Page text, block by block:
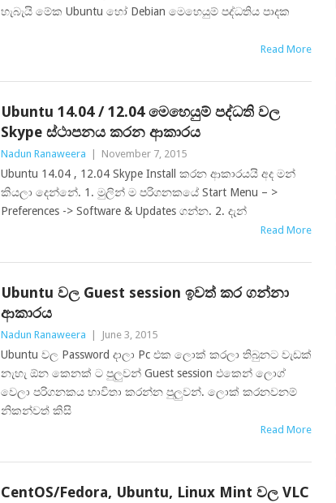
හැබැයි මේක Ubuntu හෝ Debian මෙහෙයුම් පද්ධතිය පාදක
Read More
Ubuntu 14.04 / 12.04 මෙහෙයුම් පද්ධති වල
Skype ස්ථාපනය කරන ආකාරය
Nadun Ranaweera November 7, 2015
Ubuntu 14.04 , 12.04 Skype Install කරන ආකාරයයි අද මන්
කියලා දෙන්නේ. 1. මුලින් ම පරිගනකයේ Start Menu – >
Preferences -> Software & Updates ගන්න. 2. දැන්
Read More
Ubuntu වල Guest session ඉවත් කර ගන්නා
ආකාරය
Nadun Ranaweera June 3, 2015
Ubuntu වල Password දාලා Pc එක ලොක් කරලා තිබුනට වැඩක්
නැහැ ඕන කෙනක් ට පුලුවන් Guest session එකෙන් ලොග්
වෙලා පරිගනකය භාවිතා කරන්න පුලුවන්. ලොක් කරනවනම්
නිකන්වත් කිසි
Read More
CentOS/Fedora, Ubuntu, Linux Mint වල VLC